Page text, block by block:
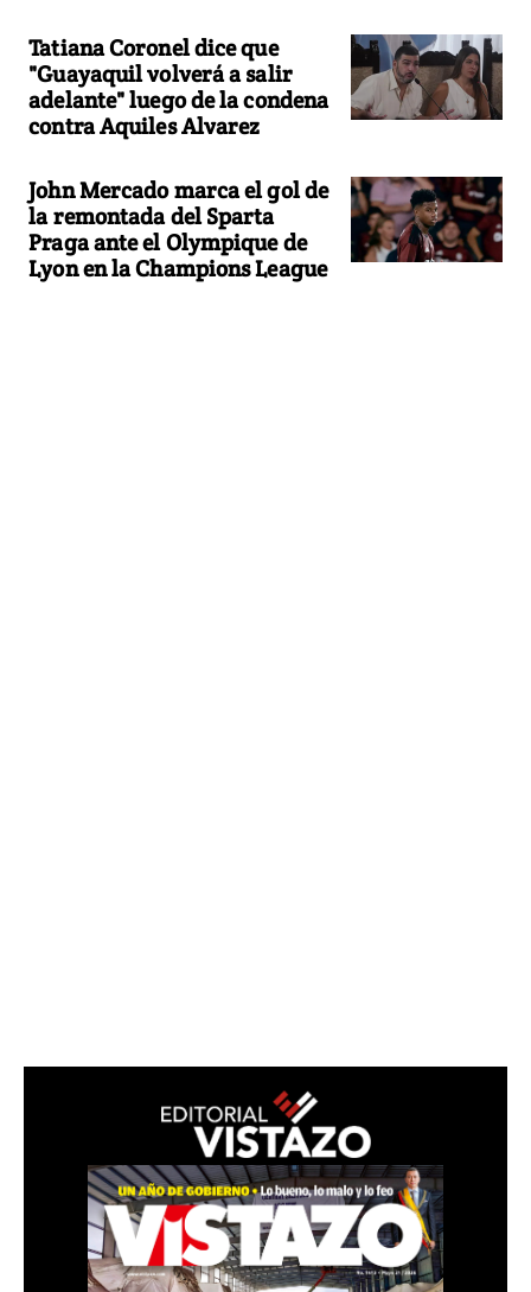
Tatiana Coronel dice que
"Guayaquil volverá a salir
adelante" luego de la condena
contra Aquiles Alvarez
John Mercado marca el gol de
la remontada del Sparta
Praga ante el Olympique de
Lyon en la Champions League